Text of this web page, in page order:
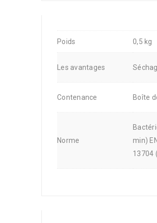
Poids 0,5 kg
Les avantages
Contenance Boîte
Norme
min)
13704